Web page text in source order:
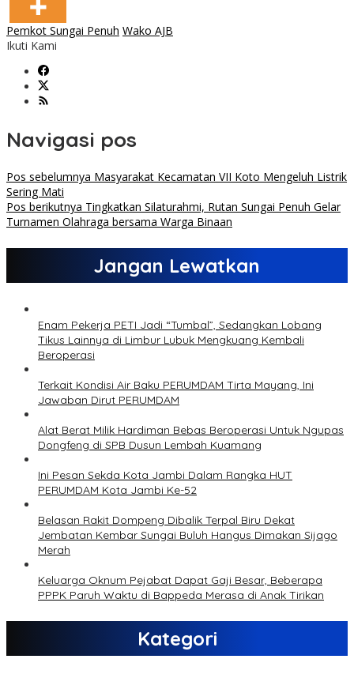
Pemkot Sungai Penuh Wako AJB
Ikuti Kami
Navigasi pos
Pos sebelumnya Masyarakat Kecamatan VII Koto Mengeluh Listrik
Sering Mati
Pos berikutnya Tingkatkan Silaturahmi, Rutan Sungai Penuh Gelar
Turnamen Olahraga bersama Warga Binaan
Jangan Lewatkan
Enam Pekerja PETI Jadi “Tumbal”, Sedangkan Lobang
Tikus Lainnya di Limbur Lubuk Mengkuang Kembali
Beroperasi
Terkait Kondisi Air Baku PERUMDAM Tirta Mayang, Ini
Jawaban Dirut PERUMDAM
Alat Berat Milik Hardiman Bebas Beroperasi Untuk Ngupas
Dongfeng di SPB Dusun Lembah Kuamang
Ini Pesan Sekda Kota Jambi Dalam Rangka HUT
PERUMDAM Kota Jambi Ke-52
Belasan Rakit Dompeng Dibalik Terpal Biru Dekat
Jembatan Kembar Sungai Buluh Hangus Dimakan Sijago
Merah
Keluarga Oknum Pejabat Dapat Gaji Besar, Beberapa
PPPK Paruh Waktu di Bappeda Merasa di Anak Tirikan
Kategori